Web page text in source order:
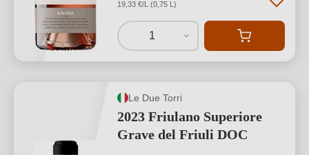
19,33 €/L (0,75 L)
1
Le Due Torri
2023 Friulano Superiore
Grave del Friuli DOC